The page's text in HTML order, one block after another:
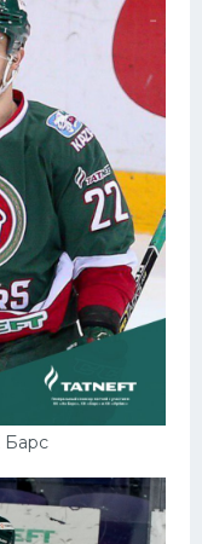
Барс